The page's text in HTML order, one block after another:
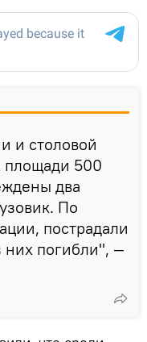
и столовой
площади 500
два
По
пострадали
них погибли", —